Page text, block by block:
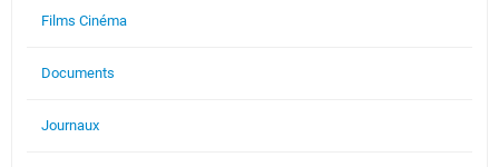
Films Cinéma
Documents
Journaux